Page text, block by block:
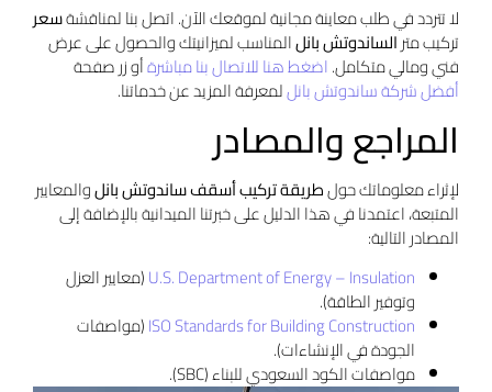
لا تتردد في طلب معاينة مجانية لموقعك الآن. اتصل بنا لمناقشةسعر
تركيب مترالساندوتش بانلالمناسب لميزانيتك والحصول على عرض
فني ومالي متكامل.اضغط هنا للاتصال بنا مباشرةأو زر صفحة
أفضل شركة ساندوتش بانللمعرفة المزيد عن خدماتنا.
المراجع والمصادر
لإثراء معلوماتك حولطريقة تركيب أسقف ساندوتش بانلوالمعايير
المتبعة، اعتمدنا في هذا الدليل على خبرتنا الميدانية بالإضافة إلى
المصادر التالية:
U.S. Department of Energy – Insulation(معايير العزل
وتوفير الطاقة).
ISO Standards for Building Construction(مواصفات
الجودة في الإنشاءات).
مواصفات الكود السعودي للبناء (SBC).